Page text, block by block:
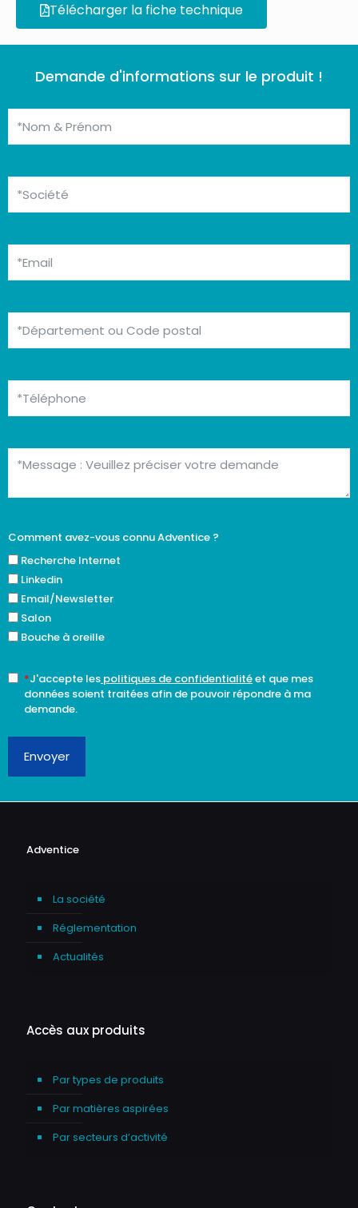
Télécharger la fiche technique
Demande d'informations sur le produit !
Comment avez-vous connu Adventice ?
Recherche Internet
Linkedin
Email/Newsletter
Salon
Bouche à oreille
*J'accepte les politiques de confidentialitéet que mes
données soient traitées afin de pouvoir répondre à ma
demande.
Envoyer
Adventice
La société
Réglementation
Actualités
Accès aux produits
Par types de produits
Par matières aspirées
Par secteurs d’activité